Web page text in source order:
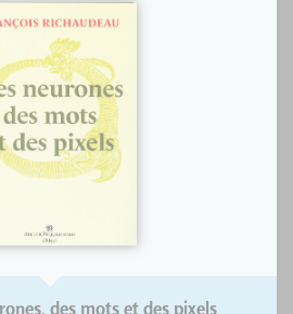
des mots et des pixels